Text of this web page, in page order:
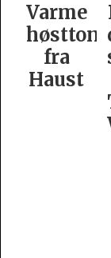
Brgn i
design­
med